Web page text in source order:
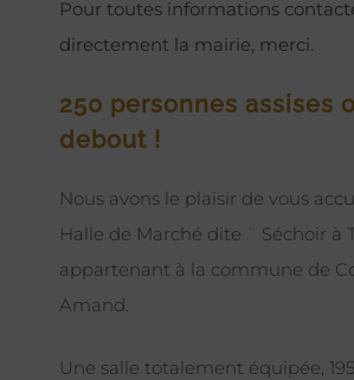
Pour toutes informations
directement la mairie, merci.
250 personnes assises
debout !
Nous avons le plaisir de vous
Halle de Marché dite ¨ Séchoir à
appartenant à la commune de
Amand.
Une salle totalement équipée,